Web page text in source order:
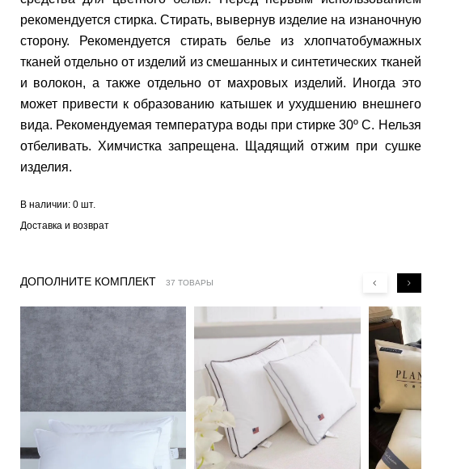
рекомендуется стирка. Стирать, вывернув изделие на изнаночную
сторону. Рекомендуется стирать белье из хлопчатобумажных
тканей отдельно от изделий из смешанных и синтетических тканей
и волокон, а также отдельно от махровых изделий. Иногда это
может привести к образованию катышек и ухудшению внешнего
вида. Рекомендуемая температура воды при стирке 30º C. Нельзя
отбеливать. Химчистка запрещена. Щадящий отжим при сушке
изделия.
В наличии: 0 шт.
Доставка и возврат
ДОПОЛНИТЕ КОМПЛЕКТ 37 ТОВАРЫ